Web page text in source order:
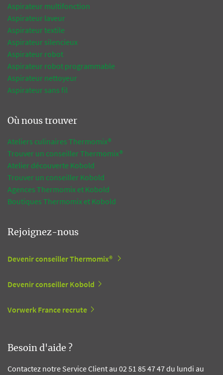
Aspirateur multifonction
Aspirateur laveur
Aspirateur textile
Aspirateur silencieux
Aspirateur robot
Aspirateur robot programmable
Aspirateur nettoyeur
Aspirateur sans fil
Où nous trouver
Ateliers culinaires Thermomix®
Trouver un conseiller Thermomix®
Atelier découverte Kobold
Trouver un conseiller Kobold
Agences Thermomix et Kobold
Boutiques Thermomix et Kobold
Rejoignez-nous
Devenir conseiller Thermomix®
Devenir conseiller Kobold
Vorwerk France recrute
Besoin d'aide ?
Contactez notre Service Client au 02 51 85 47 47 du lundi au